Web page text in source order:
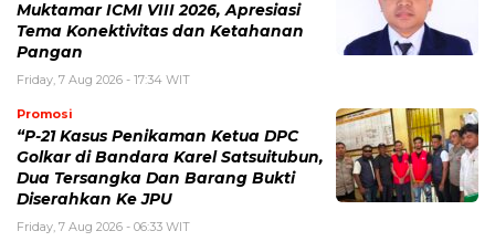
Muktamar ICMI VIII 2026, Apresiasi
Tema Konektivitas dan Ketahanan
Pangan
Friday, 7 Aug 2026 - 17:34 WIT
Promosi
“P-21 Kasus Penikaman Ketua DPC
Golkar di Bandara Karel Satsuitubun,
Dua Tersangka Dan Barang Bukti
Diserahkan Ke JPU
Friday, 7 Aug 2026 - 06:33 WIT